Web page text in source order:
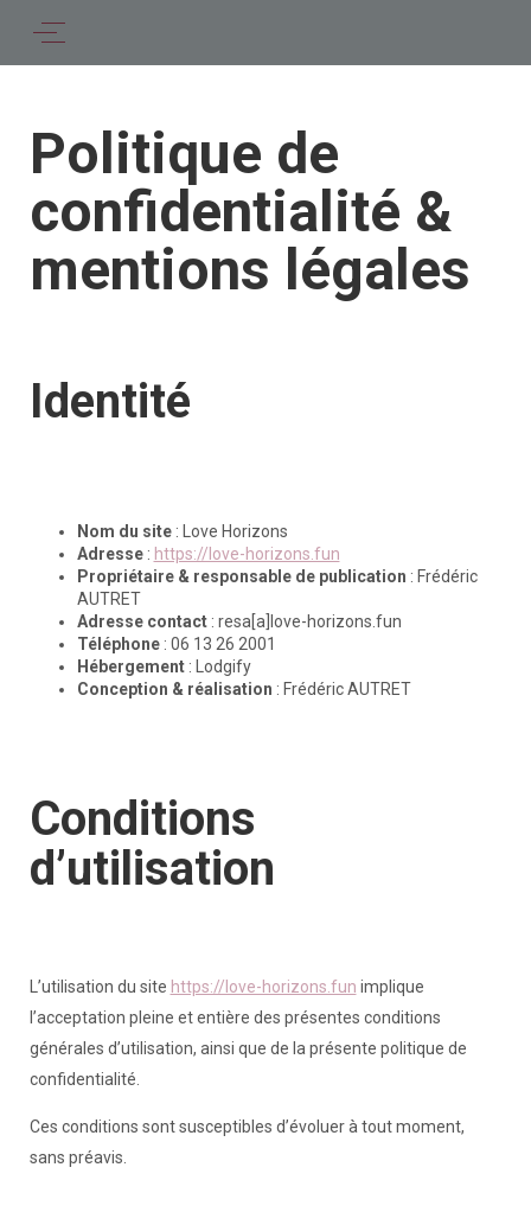
Politique de
confidentialité &
mentions légales
Identité
Nom du site: Love Horizons
Adresse: https://love-horizons.fun
Propriétaire & responsable de publication : Frédéric
AUTRET
Adresse contact: resa[a]love-horizons.fun
Téléphone: 06 13 26 2001
Hébergement: Lodgify
Conception & réalisation : Frédéric AUTRET
Conditions
d’utilisation
L’utilisation du site https://love-horizons.fun implique
l’acceptation pleine et entière des présentes conditions
générales d’utilisation, ainsi que de la présente politique de
confidentialité.
Ces conditions sont susceptibles d’évoluer à tout moment,
sans préavis.